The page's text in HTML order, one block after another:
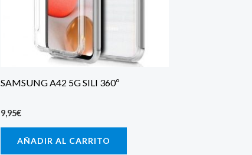
SAMSUNG A42 5G SILI 360º
9,95€
AÑADIR AL CARRITO